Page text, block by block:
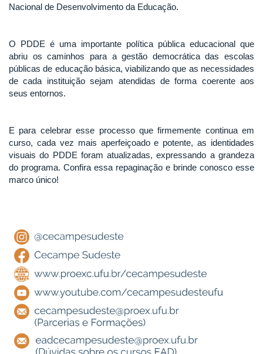
Nacional de Desenvolvimento da Educação.
O PDDE é uma importante política pública educacional que
abriu os caminhos para a gestão democrática das escolas
públicas de educação básica, viabilizando que as necessidades
de cada instituição sejam atendidas de forma coerente aos
seus entornos.
E para celebrar esse processo que firmemente continua em
curso, cada vez mais aperfeiçoado e potente, as identidades
visuais do PDDE foram atualizadas, expressando a grandeza
do programa. Confira essa repaginação e brinde conosco esse
marco único!